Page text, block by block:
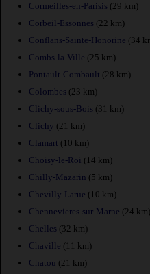
Cormeilles-en-Parisis (29 km)
Corbeil-Essonnes (22 km)
Conflans-Sainte-Honorine (34
Combs-la-Ville (25 km)
Pontault-Combault (28 km)
Colombes (23 km)
Clichy-sous-Bois (31 km)
Clichy (21 km)
Clamart (10 km)
Choisy-le-Roi (14 km)
Chilly-Mazarin (5 km)
Chevilly-Larue (10 km)
Chennevieres-sur-Marne (24 km)
Chelles (32 km)
Chaville (11 km)
Chatou (21 km)